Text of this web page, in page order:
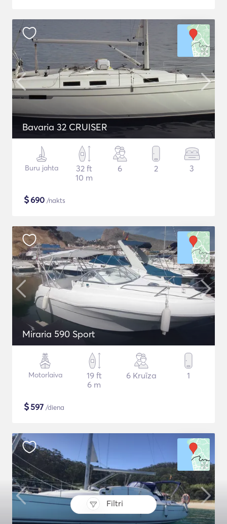
Filtri
Bavaria 32 CRUISER
Buru jahta
32 ft
10 m
6 2 3
$690 /nakts
Miraria 590 Sport
Motorlaiva
19 ft
6 m
6 Kruīza 1
$597 /diena